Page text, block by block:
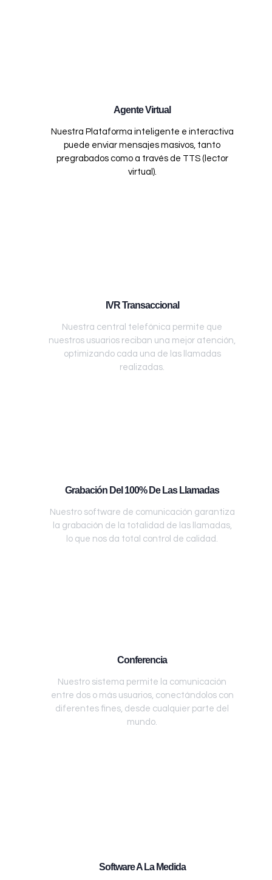
Agente Virtual
Nuestra Plataforma inteligente e interactiva
puede enviar mensajes masivos, tanto
pregrabados como a través de TTS (lector
virtual).
IVR Transaccional
Nuestra central telefónica permite que
nuestros usuarios reciban una mejor atención,
optimizando cada una de las llamadas
realizadas.
Grabación Del 100% De Las Llamadas
Nuestro software de comunicación garantiza
la grabación de la totalidad de las llamadas,
lo que nos da total control de calidad.
Conferencia
Nuestro sistema permite la comunicación
entre dos o más usuarios, conectándolos con
diferentes fines, desde cualquier parte del
mundo.
Software A La Medida